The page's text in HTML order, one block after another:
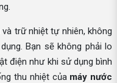
trữ nhiệt tự nhiên, không
Bạn sẽ không phải lo
điện như khi sử dụng bình
thu nhiệt của máy nước